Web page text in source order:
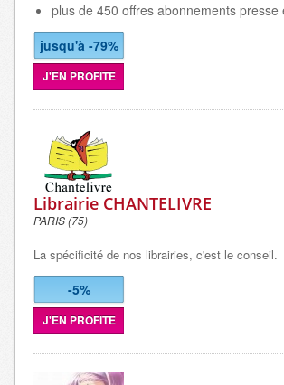
plus de 450 offres abonnements presse
jusqu'à -79%
J'EN PROFITE
Librairie CHANTELIVRE
PARIS (75)
La spécificité de nos librairies, c'est le conseil.
-5%
J'EN PROFITE